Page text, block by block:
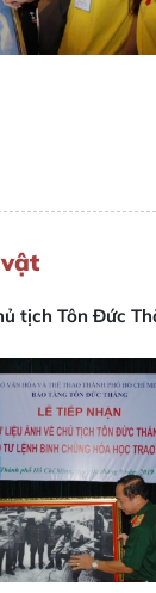
tịch Tôn Đức